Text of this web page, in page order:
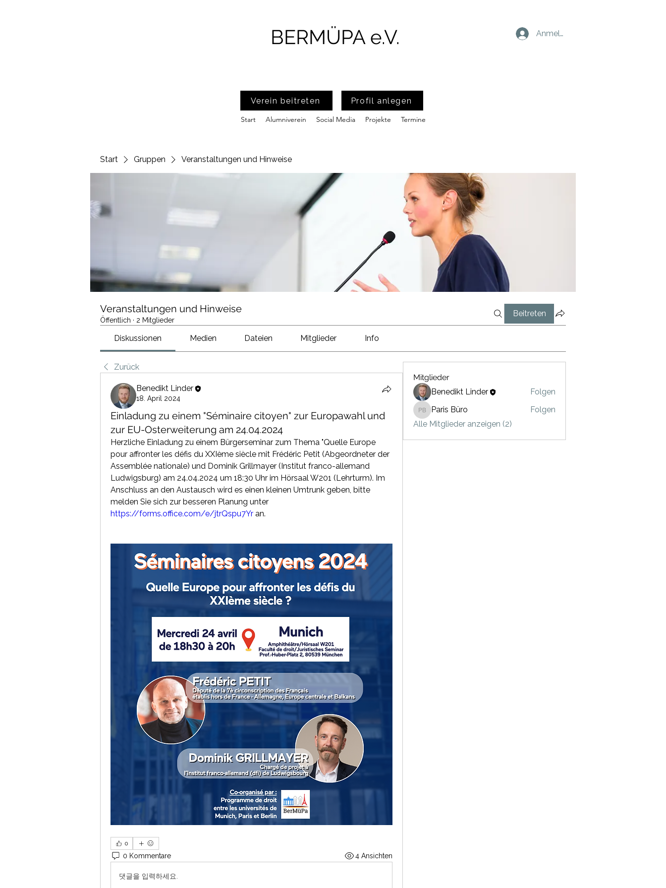
BERMÜPA e.V. Anmelden
Verein beitreten
Start Alumniverein Social Media Projekte Termine
Profil anlegen
Start Gruppen Veranstaltungen und Hinweise
Veranstaltungen und Hinweise
Öffentlich · 2 Mitglieder
Beitreten
Diskussionen Medien Dateien Mitglieder Info
Zurück
Benedikt Linder
18. April 2024
Einladung zu einem "Séminaire citoyen" zur Europawahl und
zur EU-Osterweiterung am 24.04.2024
Herzliche Einladung zu einem Bürgerseminar zum Thema "Quelle Europe
pour affronter les défis du XXIème siècle mit Frédéric Petit (Abgeordneter der
Assemblée nationale) und Dominik Grillmayer (Institut franco-allemand
Ludwigsburg) am 24.04.2024 um 18:30 Uhr im Hörsaal W201 (Lehrturm). Im
Anschluss an den Austausch wird es einen kleinen Umtrunk geben, bitte
https://forms.office.com/e/jtrQspu7Yr an.
0
0 Kommentare 4 Ansichten
댓글을 입력하세요.
Mitglieder
Benedikt Linder
Folgen
Paris Büro
Paris Büro
Folgen
Alle Mitglieder anzeigen (2)